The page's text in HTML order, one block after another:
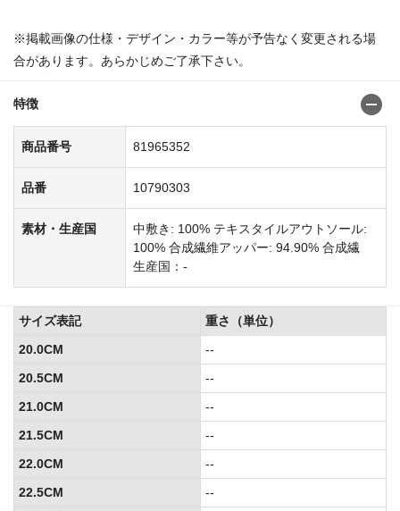
※掲載画像の仕様・デザイン・カラー等が予告なく変更される場
合があります。あらかじめご了承下さい。
特徴
商品番号 81965352
品番 10790303
素材・生産国
中敷き: 100% テキスタイルアウトソール:
100% 合成繊維アッパー: 94.90% 合成繊
生産国：-
サイズ表記
重さ（単位）
20.0CM
--
20.5CM
--
21.0CM
--
21.5CM
--
22.0CM
--
22.5CM
--